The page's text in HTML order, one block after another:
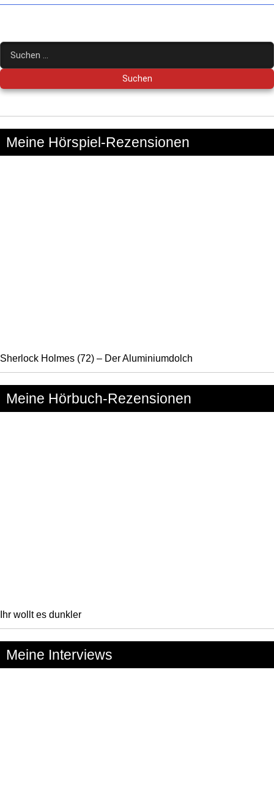
(1
Suchen
nach:
Meine Hörspiel-Rezensionen
Sherlock Holmes (72) – Der Aluminiumdolch
Meine Hörbuch-Rezensionen
Ihr wollt es dunkler
Meine Interviews